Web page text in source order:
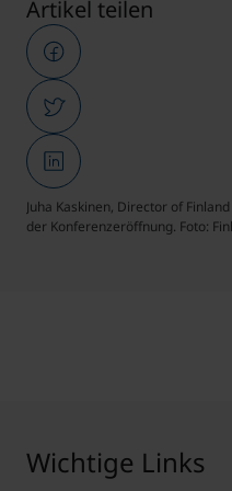
Artikel teilen
Juha Kaskinen, Director of
der Konferenzeröffnung. Foto:
Wichtige Links